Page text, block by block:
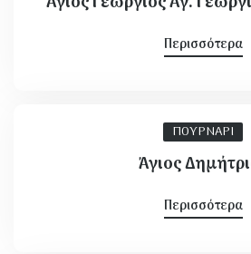
Περισσότερα
ΠΟΥΡΝΑΡΙ
Άγιος
Περισσότερα